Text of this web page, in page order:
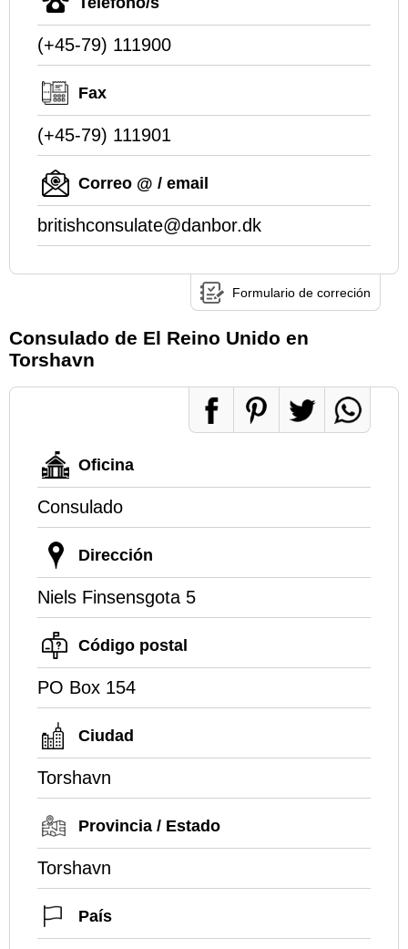
(+45-79) 111900
Fax
(+45-79) 111901
Correo @ / email
britishconsulate@danbor.dk
Formulario de correción
Consulado de El Reino Unido en
Torshavn
Oficina
Consulado
Dirección
Niels Finsensgota 5
Código postal
PO Box 154
Ciudad
Torshavn
Provincia / Estado
Torshavn
País